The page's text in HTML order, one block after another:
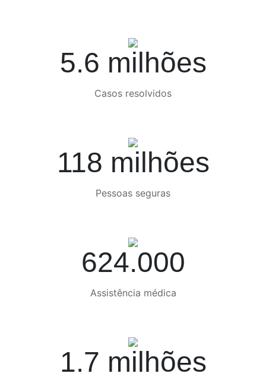
5.6 milhões
Casos resolvidos
118 milhões
Pessoas seguras
624.000
Assistência médica
1.7 milhões